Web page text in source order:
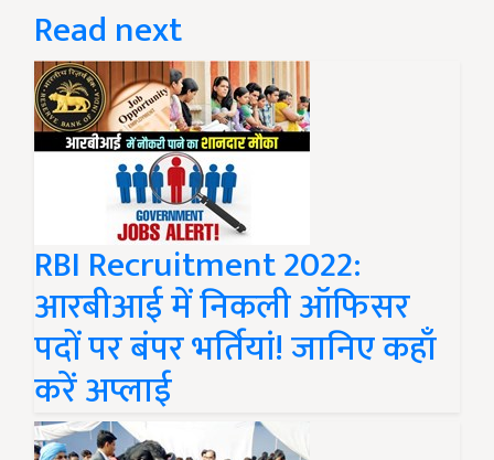
Read next
RBI Recruitment 2022:
आरबीआई में निकली ऑफिसर
पदों पर बंपर भर्तियां! जानिए कहाँ
करें अप्लाई